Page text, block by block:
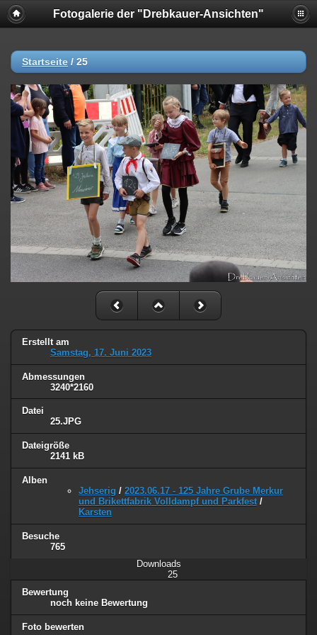
Fotogalerie der "Drebkauer-Ansichten"
Startseite / 25
Erstellt am
Samstag, 17. Juni 2023
Abmessungen
3240*2160
Datei
25.JPG
Dateigröße
2141 kB
Alben
Jehserig / 2023.06.17 - 125 Jahre Grube Merkur
und Brikettfabrik Volldampf und Parkfest /
Karsten
Besuche
765
Downloads
25
Bewertung
noch keine Bewertung
Foto bewerten